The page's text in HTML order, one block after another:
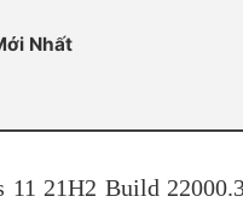
Nhất
11 21H2 Build